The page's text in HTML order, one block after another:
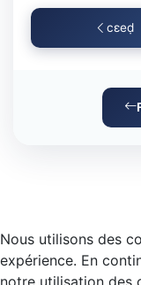
cɛeḍ
Nous utilisons des
expérience. En
notre utilisation des